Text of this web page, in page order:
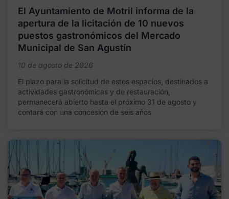
El Ayuntamiento de Motril informa de la
apertura de la licitación de 10 nuevos
puestos gastronómicos del Mercado
Municipal de San Agustín
10 de agosto de 2026
El plazo para la solicitud de estos espacios, destinados a
actividades gastronómicas y de restauración,
permanecerá abierto hasta el próximo 31 de agosto y
contará con una concesión de seis años